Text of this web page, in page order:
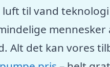
til vand
Alt det kan vores